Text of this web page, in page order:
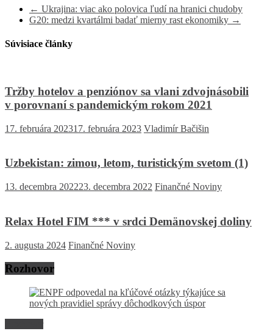
← Ukrajina: viac ako polovica ľudí na hranici chudoby
G20: medzi kvartálmi badať mierny rast ekonomiky →
Súvisiace články
Tržby hotelov a penziónov sa vlani zdvojnásobili
v porovnaní s pandemickým rokom 2021
17. februára 202317. februára 2023 Vladimír Bačišin
Uzbekistan: zimou, letom, turistickým svetom (1)
13. decembra 202223. decembra 2022 Finančné Noviny
Relax Hotel FIM *** v srdci Demänovskej doliny
2. augusta 2024 Finančné Noviny
Rozhovor